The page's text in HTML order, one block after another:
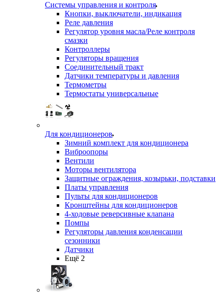
Системы управления и контроля
Кнопки, выключатели, индикация
Реле давления
Регулятор уровня масла/Реле контроля
смазки
Контроллеры
Регуляторы вращения
Соединительный тракт
Датчики температуры и давления
Термометры
Термостаты универсальные
Для кондиционеров
Зимний комплект для кондиционера
Виброопоры
Вентили
Моторы вентилятора
Защитные ограждения, козырьки, подставки
Платы управления
Пульты для кондиционеров
Кронштейны для кондиционеров
4-ходовые реверсивные клапана
Помпы
Регуляторы давления конденсации
сезонники
Датчики
Ещё 2